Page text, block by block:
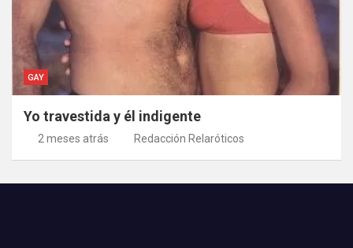
GAY
Yo travestida y él indigente
2 meses atrás Redacción Relaróticos